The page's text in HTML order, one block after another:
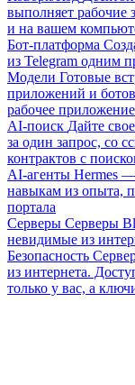
выполняет рабочие
и на вашем
Бот-платформа
из Telegram одним
Модели Готовые
приложений и
рабочее приложение
AI-поиск Дайте
за один запрос, со
контрактов с
AI-агенты Hermes
навыкам из опыта,
портала
Серверы Серверы
невидимые из
Безопасность
из интернета.
только у вас, а